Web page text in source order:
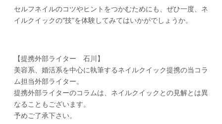
セルフネイルのコツやヒントをつかむためにも、ぜひ一度、ネ
イルクイックの“技”を体験してみてはいかがでしょうか。
【提携外部ライター 石川】
美容系、婚活系を中心に執筆するネイルクイック提携の当コラ
ム担当外部ライター。
提携外部ライターのコラムは、ネイルクイックとの見解とは異
なることもございます。
予めご了承下さい。